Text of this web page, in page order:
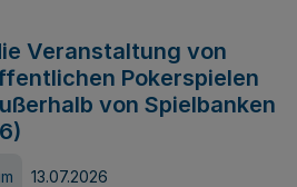
Veranstaltung von
Pokerspielen
von Spielbanken
13.07.2026